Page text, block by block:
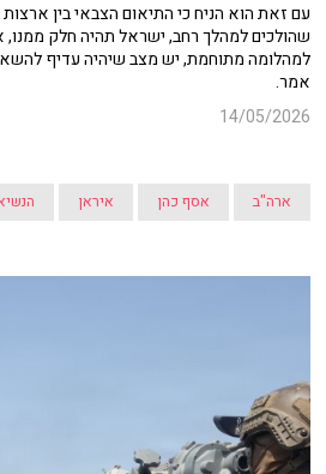
עם זאת הוא הניח כי התיאום הצבאי בין
שהולכים למהלך רחב, ישראל תהיה חלק
למהלומה מתוחמת, יש מצב שיהיה עדיף
אמר.
14/05/2026
ארה"ב אסף כהן איראן